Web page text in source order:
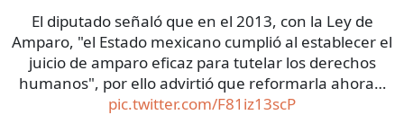
El diputado señaló que en el 2013, con la Ley de
Amparo, "el Estado mexicano cumplió al establecer el
juicio de amparo eficaz para tutelar los derechos
humanos", por ello advirtió que reformarla ahora…
pic.twitter.com/F81iz13scP